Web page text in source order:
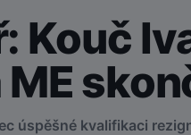
Kouč
úspěšné kvalifikaci